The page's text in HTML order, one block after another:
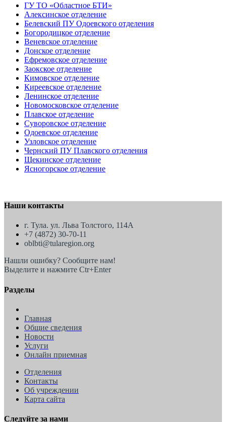
ГУ ТО «Областное БТИ»
Алексинское отделение
Белевский ПУ Одоевского отделения
Богородицкое отделение
Веневское отделение
Донское отделение
Ефремовское отделение
Заокское отделение
Кимовское отделение
Киреевское отделение
Ленинское отделение
Новомосковское отделение
Плавское отделение
Суворовское отделение
Одоевское отделение
Узловское отделение
Чернский ПУ Плавского отделения
Щекинское отделение
Ясногорское отделение
Наши контакты
г. Тула. ул. Льва Толстого, 114А
+7 (4872) 30-70-11
oblbti@tularegion.org
Нашли ошибку? Сообщите нам!
Выделите и нажмите Ctr+Enter
Разделы
Главная
Общие сведения
Новости
Услуги
Онлайн приемная
Отделения
Контакты
Об учреждении
Карта сайта
Следуйте за нами